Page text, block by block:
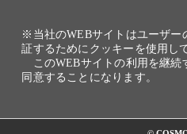
※当社のWEBサイトはユーザー
証するためにクッキーを使用し
このWEBサイトの利用を継続
同意することになります。